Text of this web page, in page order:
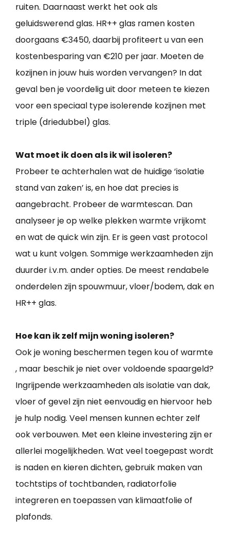
ruiten. Daarnaast werkt het ook als
geluidswerend glas. HR++ glas ramen kosten
doorgaans €3450, daarbij profiteert u van een
kostenbesparing van €210 per jaar. Moeten de
kozijnen in jouw huis worden vervangen? In dat
geval ben je voordelig uit door meteen te kiezen
voor een speciaal type isolerende kozijnen met
triple (driedubbel) glas.
Wat moet ik doen als ik wil isoleren?
Probeer te achterhalen wat de huidige ‘isolatie
stand van zaken’ is, en hoe dat precies is
aangebracht. Probeer de warmtescan. Dan
analyseer je op welke plekken warmte vrijkomt
en wat de quick win zijn. Er is geen vast protocol
wat u kunt volgen. Sommige werkzaamheden zijn
duurder i.v.m. ander opties. De meest rendabele
onderdelen zijn spouwmuur, vloer/bodem, dak en
HR++ glas.
Hoe kan ik zelf mijn woning isoleren?
Ook je woning beschermen tegen kou of warmte
, maar beschik je niet over voldoende spaargeld?
Ingrijpende werkzaamheden als isolatie van dak,
vloer of gevel zijn niet eenvoudig en hiervoor heb
je hulp nodig. Veel mensen kunnen echter zelf
ook verbouwen. Met een kleine investering zijn er
allerlei mogelijkheden. Wat veel toegepast wordt
is naden en kieren dichten, gebruik maken van
tochtstips of tochtbanden, radiatorfolie
integreren en toepassen van klimaatfolie of
plafonds.